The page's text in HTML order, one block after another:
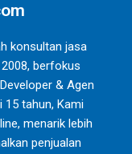
konsultan jasa
berfokus
& Agen
15 tahun, Kami
menarik lebih
penjualan